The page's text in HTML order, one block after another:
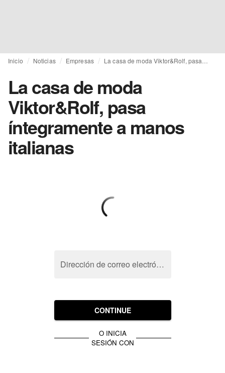
Inicio Noticias Empresas
La casa de moda
Viktor&Rolf, pasa
íntegramente a manos
italianas
Dirección de correo electrónico
CONTINUE
O INICIA
SESIÓN CON